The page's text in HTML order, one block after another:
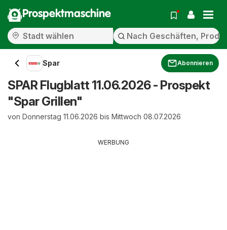
Prospektmaschine
Spar Abonnieren
SPAR Flugblatt 11.06.2026 - Prospekt
"Spar Grillen"
von Donnerstag 11.06.2026 bis Mittwoch 08.07.2026
WERBUNG